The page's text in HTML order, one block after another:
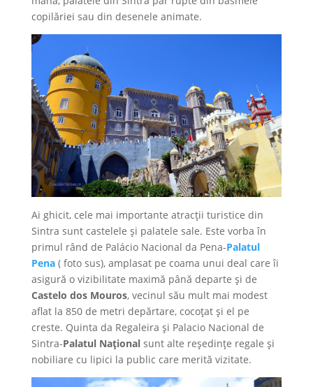
copilăriei sau din desenele animate.
Ai ghicit, cele mai importante atracții turistice din
Sintra sunt castelele și palatele sale. Este vorba în
primul rând de Palácio Nacional da Pena-Palatul
Pena ( foto sus), amplasat pe coama unui deal care îi
asigură o vizibilitate maximă până departe și de
Castelo dos Mouros, vecinul său mult mai modest
aflat la 850 de metri depărtare, cocoțat și el pe
creste. Quinta da Regaleira și Palacio Nacional de
Sintra-Palatul Naționalsunt alte reședințe regale și
nobiliare cu lipici la public care merită vizitate.